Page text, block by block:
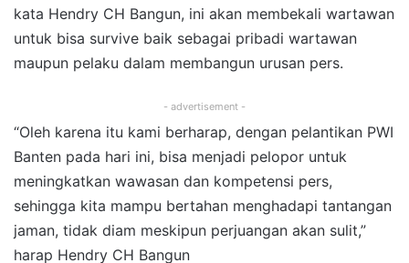
kata Hendry CH Bangun, ini akan membekali wartawan
untuk bisa survive baik sebagai pribadi wartawan
maupun pelaku dalam membangun urusan pers.
- advertisement -
“Oleh karena itu kami berharap, dengan pelantikan PWI
Banten pada hari ini, bisa menjadi pelopor untuk
meningkatkan wawasan dan kompetensi pers,
sehingga kita mampu bertahan menghadapi tantangan
jaman, tidak diam meskipun perjuangan akan sulit,”
harap Hendry CH Bangun